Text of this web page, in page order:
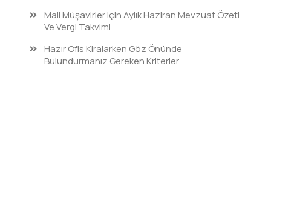
Mali Müşavirler Için Aylık Haziran Mevzuat Özeti
Ve Vergi Takvimi
Hazır Ofis Kiralarken Göz Önünde
Bulundurmanız Gereken Kriterler